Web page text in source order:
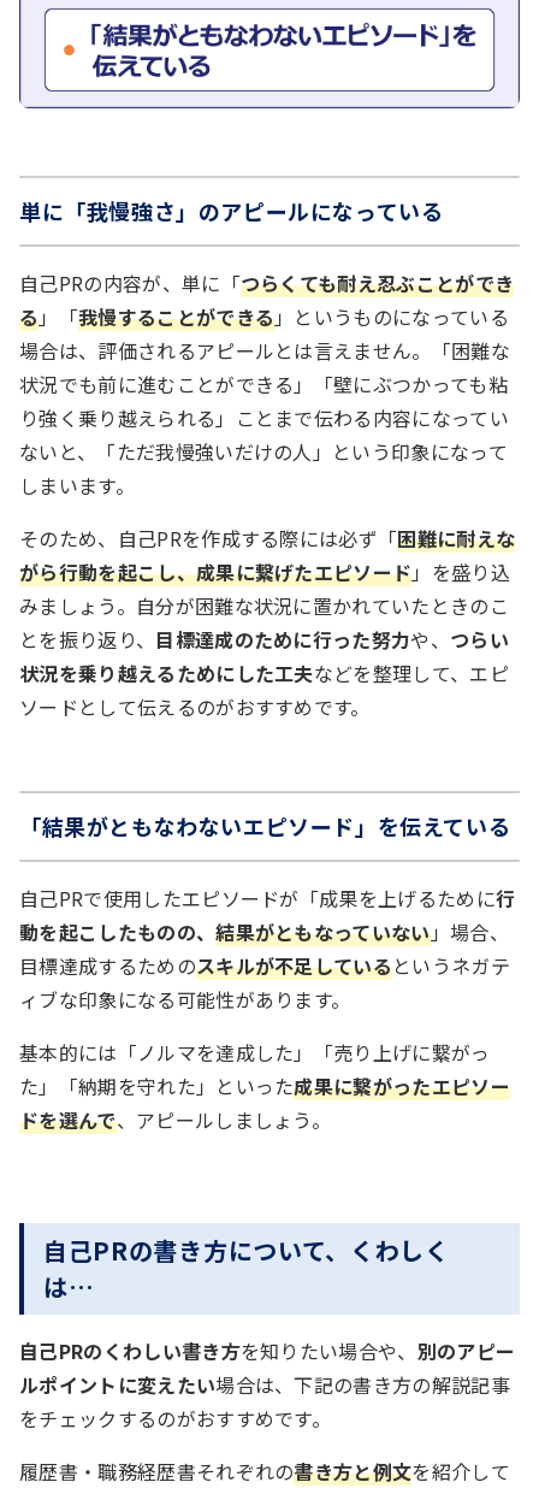
単に「我慢強さ」のアピールになっている
自己PRの内容が、単に「つらくても耐え忍ぶことができ
る」「我慢することができる」というものになっている
場合は、評価されるアピールとは言えません。「困難な
状況でも前に進むことができる」「壁にぶつかっても粘
り強く乗り越えられる」ことまで伝わる内容になってい
ないと、「ただ我慢強いだけの人」という印象になって
しまいます。
そのため、自己PRを作成する際には必ず「困難に耐えな
がら行動を起こし、成果に繋げたエピソード」を盛り込
みましょう。自分が困難な状況に置かれていたときのこ
とを振り返り、 目標達成のために行った努力や、 つらい
状況を乗り越えるためにした工夫などを整理して、エピ
ソードとして伝えるのがおすすめです。
「結果がともなわないエピソード」を伝えている
自己PRで使用したエピソードが「成果を上げるために行
動を起こしたものの、結果がともなっていない」場合、
目標達成するためのスキルが不足しているというネガテ
ィブな印象になる可能性があります。
基本的には「ノルマを達成した」「売り上げに繋がっ
た」「納期を守れた」といった成果に繋がったエピソー
ドを選んで、アピールしましょう。
自己PRの書き方について、くわしく
は…
自己PRのくわしい書き方を知りたい場合や、 別のアピー
ルポイントに変えたい場合は、下記の書き方の解説記事
をチェックするのがおすすめです。
履歴書・職務経歴書それぞれの書き方と例文を紹介して